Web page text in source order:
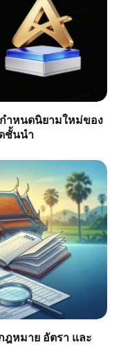
ำหนดนิยามใหม่ของ
ชั้นนำ
ฎหมาย อัตรา และ